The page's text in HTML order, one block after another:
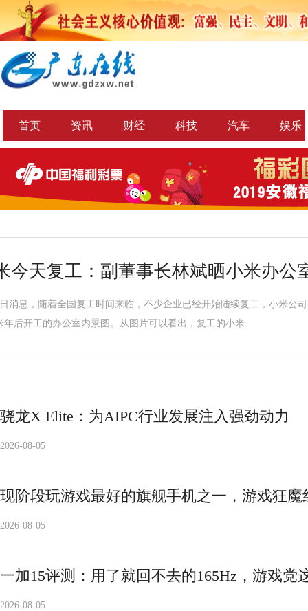
首页 资讯 财经 科技 汽车 娱乐
今天复工：副董事长林斌晒小米办公
消息，随着全国复工时间来临，不少企业已经开始陆续复工，小米公
年后开工的办公室内景图。从图片可以看出，复工的小米
骁龙X Elite：为AIPC行业发展注入强劲动力
2026-08-05
现阶段玩游戏最好的旗舰手机之一，游戏狂魔
2026-08-05
一加15评测：用了就回不去的165Hz，游戏党
2026-08-05